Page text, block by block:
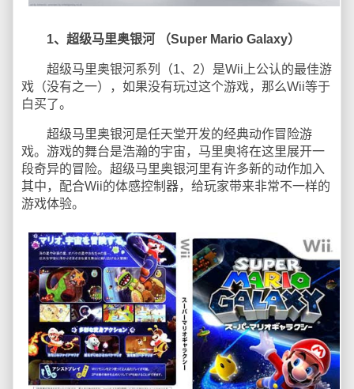
1、超级马里奥银河 （Super Mario Galaxy）
超级马里奥银河系列（1、2）是Wii上公认的最佳游
戏（没有之一），如果没有玩过这个游戏，那么Wii等于
白买了。
超级马里奥银河是任天堂开发的经典动作冒险游
戏。游戏的舞台是浩瀚的宇宙，马里奥将在这里展开一
段奇异的冒险。超级马里奥银河里有许多新的动作加入
其中，配合Wii的体感控制器，给玩家带来非常不一样的
游戏体验。